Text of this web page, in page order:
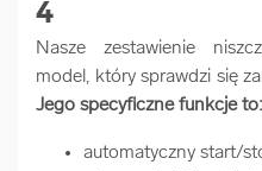
4
Nasze zestawienie
model, który sprawdzi się
Jego specyficzne funkcje to:
automatyczny start/